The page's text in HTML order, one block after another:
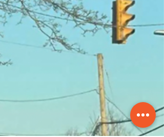
Unas 200 personas desafiaron el frío y el
viento para exigir fin a las redadas de ICE y
rendición de cuentas del gobierno de
Donald Trump Manifestantes con pancartas
se congregan frente al Tribunal Supremo
Condado de Suffolk en Riverhead el
28 de marzo de 2026, durante la 3ª edición
“No Kings”. Foto: María del Mar
Piedrabuena/Tu Prensa Local Unas 200
personas se congregaron el sábado frente
Tribunal Supremo del Condado de Suffolk,